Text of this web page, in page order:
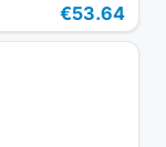
€53.64